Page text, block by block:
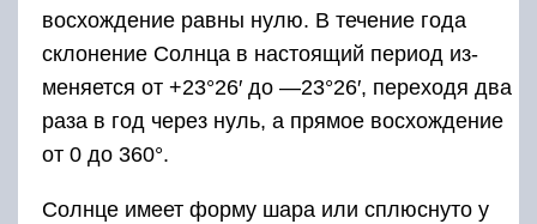
восхождение равны нулю. В течение года
склонение Солнца в настоящий период из­
меняется от +23°26′ до —23°26′, переходя два
раза в год через нуль, а прямое восхождение
от 0 до 360°.
Солнце имеет форму шара или сплюснуто у